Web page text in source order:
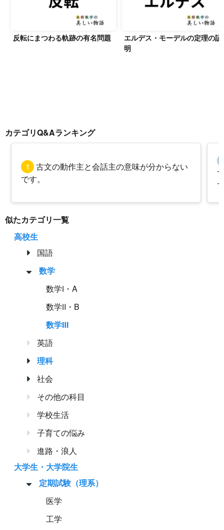
反転にまつわる軌跡の有名問題
エルデス・モーデルの定理の証
明
カテゴリQ&Aランキング
1
古文の動作主と会話主の意味が分からない
です。
似たカテゴリ一覧
高校生
国語
数学
数学Ⅰ・A
数学Ⅱ・B
数学Ⅲ
英語
理科
社会
その他の科目
学校生活
子育ての悩み
進路・浪人
大学生・大学院生
定期試験（理系）
医学
工学